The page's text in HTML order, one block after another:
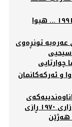
یادێک له‌ داستانی ئه‌زمڕ ١٩٩١ ... هیوا
عەرەبە تونڕەوی
و ئەرکەکانمان
[لامەرکەزییەکەی] ١١ی ئازاری ١٩٧٠ ڕازی
هەژێن